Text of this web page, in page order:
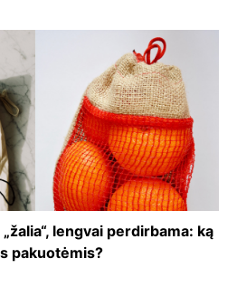
lengvai perdirbama: ką
pakuotėmis?